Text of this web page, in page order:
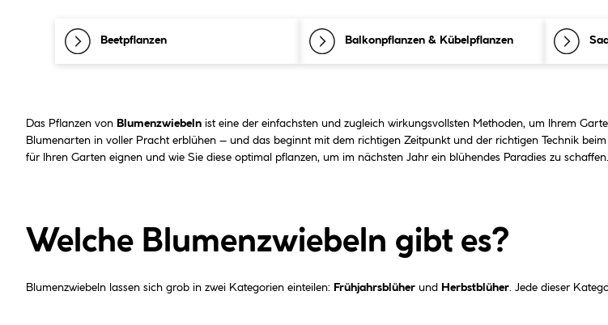
Beetpflanzen Balkonpflanzen & Kübelpflanzen
Das Pflanzen von Blumenzwiebeln ist eine der einfachsten und zugleich wirkungsvollsten Methoden, um Ihrem
Blumenarten in voller Pracht erblühen – und das beginnt mit dem richtigen Zeitpunkt und der richtigen Technik
für Ihren Garten eignen und wie Sie diese optimal pflanzen, um im nächsten Jahr ein blühendes Paradies zu schaffen.
Welche Blumenzwiebeln gibt es?
Blumenzwiebeln lassen sich grob in zwei Kategorien einteilen: Frühjahrsblüher und Herbstblüher . Jede dieser